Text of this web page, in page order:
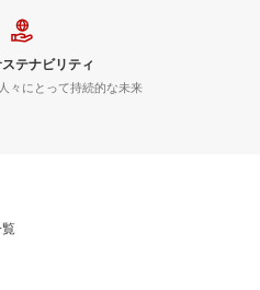
テナビリティ
々にとって持続的な未来